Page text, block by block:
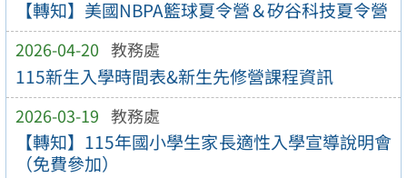
【轉知】美國NBPA籃球夏令營＆矽谷科技夏令營
2026-04-20 教務處
115新生入學時間表&新生先修營課程資訊
2026-03-19 教務處
【轉知】115年國小學生家長適性入學宣導說明會
（免費參加）